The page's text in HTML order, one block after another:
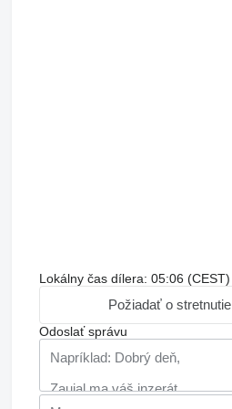
Lokálny čas dílera: 05:06 (CEST)
Požiadať o stretnutie
Odoslať správu